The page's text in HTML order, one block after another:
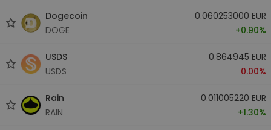
Dogecoin
DOGE
0.060253000 EUR
+0.90%
USDS
USDS
0.864945 EUR
0.00%
Rain
RAIN
0.011005220 EUR
+1.30%